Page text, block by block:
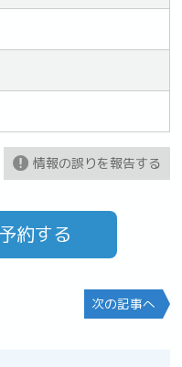
情報の誤りを報告する
約する
次の記事へ